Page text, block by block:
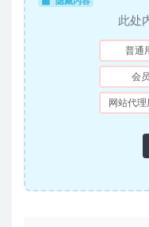
此处
普通
会
网站代理